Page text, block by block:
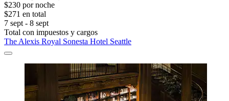
$230 por noche
$271 en total
7 sept - 8 sept
Total con impuestos y cargos
The Alexis Royal Sonesta Hotel Seattle